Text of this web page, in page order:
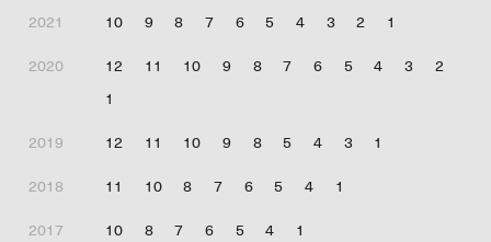
2021 10 9 8 7 6 5 4 3 2 1
2020 12 11 10 9 8 7 6 5 4 3
2
1
2019 12 11 10 9 8 5 4 3 1
2018 11 10 8 7 6 5 4 1
2017 10 8 7 6 5 4 1